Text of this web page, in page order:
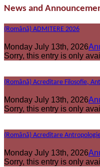
News and
(Română) ADMITERE 2026
Monday July 13th, 2026
Sorry, this entry is only
(Română) Acreditare Filosofie,
Monday July 13th, 2026
Sorry, this entry is only
(Română) Acreditare
Monday July 13th, 2026
Sorry, this entry is only